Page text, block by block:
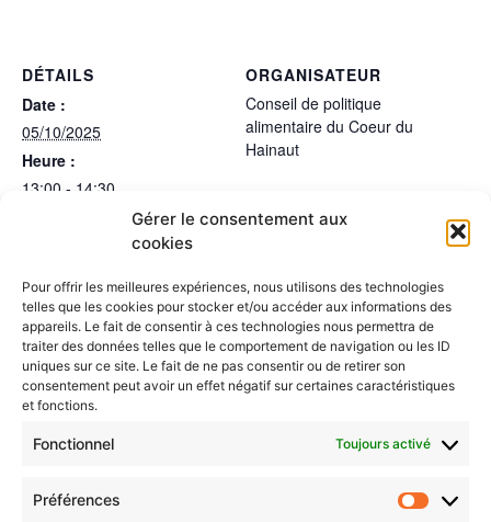
Gérer le consentement aux
cookies
Pour offrir les meilleures expériences, nous utilisons des technologies
telles que les cookies pour stocker et/ou accéder aux informations des
appareils. Le fait de consentir à ces technologies nous permettra de
traiter des données telles que le comportement de navigation ou les ID
uniques sur ce site. Le fait de ne pas consentir ou de retirer son
consentement peut avoir un effet négatif sur certaines caractéristiques
et fonctions.
Fonctionnel Toujours activé
Préférences
DÉTAILS
Date :
05/10/2025
Heure :
13:00 - 14:30
Rue Félix Eloy 6
Soignies 7060
ORGANISATEUR
Conseil de politique
alimentaire du Coeur du
Hainaut
Brunch
durable
CPA 2025 - Groupe de travail “Régie
d’approvisionnement”